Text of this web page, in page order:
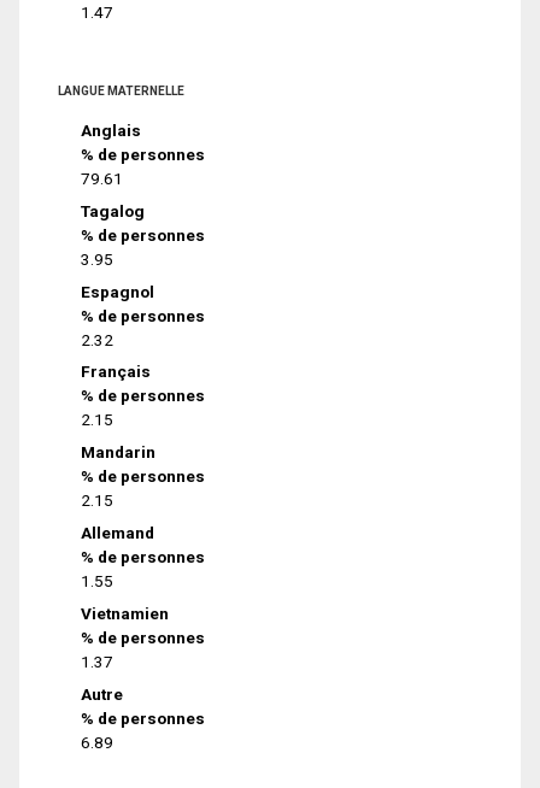
1.47
LANGUE MATERNELLE
Anglais
% de personnes
79.61
Tagalog
% de personnes
3.95
Espagnol
% de personnes
2.32
Français
% de personnes
2.15
Mandarin
% de personnes
2.15
Allemand
% de personnes
1.55
Vietnamien
% de personnes
1.37
Autre
% de personnes
6.89